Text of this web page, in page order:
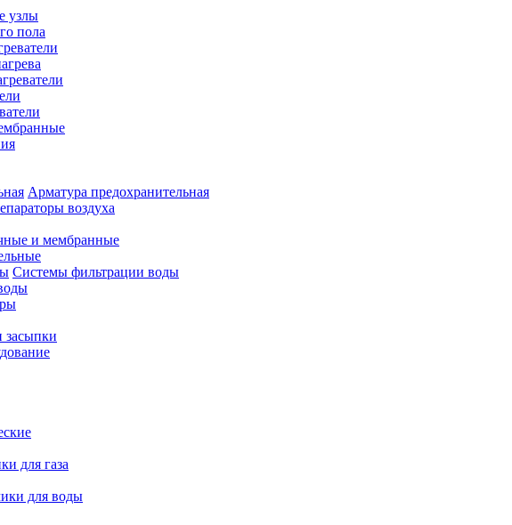
узлы
пола
Арматура предохранительная
воздуха
и мембранные
Системы фильтрации воды
для газа
для воды